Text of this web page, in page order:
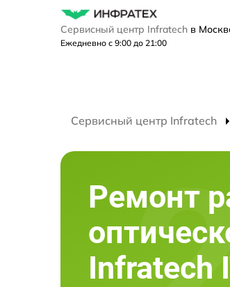
Сервисный центр Infratech в
Ежедневно с 9:00 до 21:00
Сервисный центр Infratech
Ремонт
Infratech